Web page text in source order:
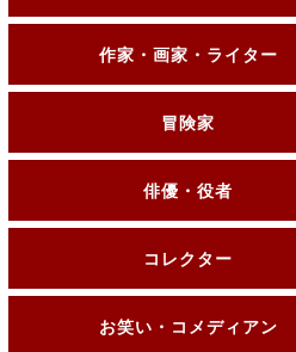
作家・画家・ライター
冒険家
俳優・役者
コレクター
お笑い・コメディアン